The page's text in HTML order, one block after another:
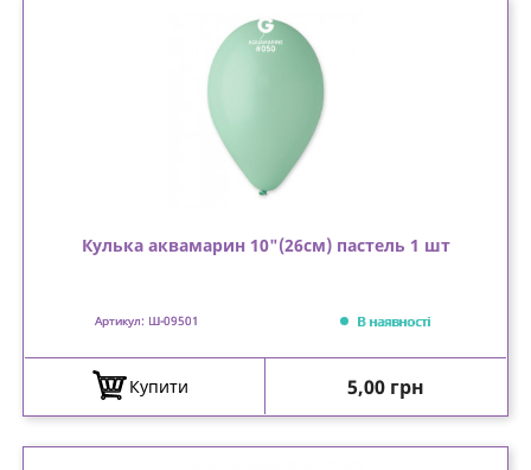
Кулька аквамарин 10"(26см) пастель 1 шт
Артикул: Ш-09501 В наявності
Купити Ціна
5,00 грн